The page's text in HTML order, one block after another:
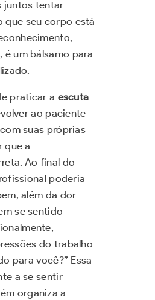
juntos tentar
que seu corpo está
é um bálsamo para
praticar a escuta
ao paciente
suas próprias
que a
Ao final do
poderia
além da dor
se sentido
do trabalho
para você?” Essa
a se sentir
organiza a